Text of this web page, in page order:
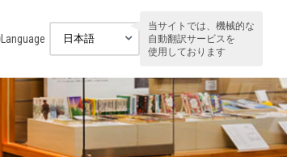
Language
当サイトでは、機械的な
自動翻訳サービスを
使用しております